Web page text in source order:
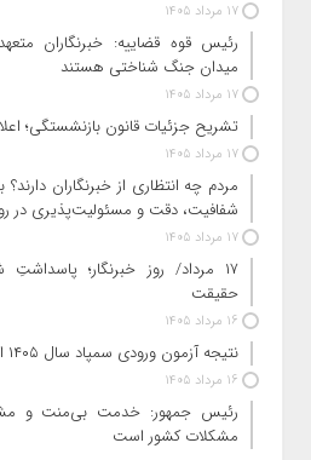
17 مرداد 1405
رئیس قوه قضاییه: خبرنگاران
میدان جنگ شناختی هستند
17 مرداد 1405
تشریح جزئیات قانون بازنشستگی؛
17 مرداد 1405
مردم چه انتظاری از خبرنگاران
شفافیت، دقت و مسئولیت‌پذیری در
17 مرداد 1405
۱۷ مرداد/ روز خبرنگار؛
حقیقت
16 مرداد 1405
نتیجه آزمون ورودی سمپاد سال ۱۴۰۵ اعلام شد
16 مرداد 1405
رئیس جمهور: خدمت بی‌منت و
مشکلات کشور است